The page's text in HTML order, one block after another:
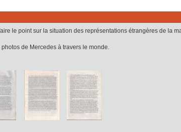
le point sur la situation des représentations étrangères de la
de Mercedes à travers le monde.